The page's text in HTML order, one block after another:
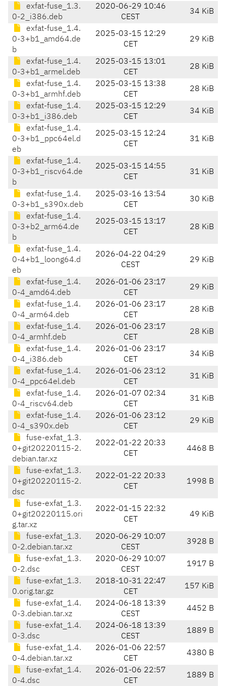
exfat-fuse_1.3.
0-2_i386.deb
2020-06-29 10:46
CEST
34 KiB
exfat-fuse_1.4.
0-3+b1_amd64.de
b
2025-03-15 12:29
CET
29 KiB
exfat-fuse_1.4.
0-3+b1_armel.deb
2025-03-15 13:01
CET
28 KiB
exfat-fuse_1.4.
0-3+b1_armhf.deb
2025-03-15 13:38
CET
28 KiB
exfat-fuse_1.4.
0-3+b1_i386.deb
2025-03-15 12:29
CET
34 KiB
exfat-fuse_1.4.
0-3+b1_ppc64el.d
eb
2025-03-15 12:24
CET
31 KiB
exfat-fuse_1.4.
0-3+b1_riscv64.de
b
2025-03-15 14:55
CET
31 KiB
exfat-fuse_1.4.
0-3+b1_s390x.deb
2025-03-16 13:54
CET
30 KiB
exfat-fuse_1.4.
0-3+b2_arm64.de
b
2025-03-15 13:17
CET
28 KiB
exfat-fuse_1.4.
0-4+b1_loong64.d
eb
2026-04-22 04:29
CEST
29 KiB
exfat-fuse_1.4.
0-4_amd64.deb
2026-01-06 23:17
CET
29 KiB
exfat-fuse_1.4.
0-4_arm64.deb
2026-01-06 23:17
CET
28 KiB
exfat-fuse_1.4.
0-4_armhf.deb
2026-01-06 23:17
CET
28 KiB
exfat-fuse_1.4.
0-4_i386.deb
2026-01-06 23:17
CET
34 KiB
exfat-fuse_1.4.
0-4_ppc64el.deb
2026-01-06 23:12
CET
31 KiB
exfat-fuse_1.4.
0-4_riscv64.deb
2026-01-07 02:34
CET
31 KiB
exfat-fuse_1.4.
0-4_s390x.deb
2026-01-06 23:12
CET
29 KiB
fuse-exfat_1.3.
0+git20220115-2.
debian.tar.xz
2022-01-22 20:33
CET
4468 B
fuse-exfat_1.3.
0+git20220115-2.
dsc
2022-01-22 20:33
CET
1998 B
fuse-exfat_1.3.
0+git20220115.ori
g.tar.xz
2022-01-15 22:32
CET
49 KiB
fuse-exfat_1.3.
0-2.debian.tar.xz
2020-06-29 10:07
CEST
3928 B
fuse-exfat_1.3.
0-2.dsc
2020-06-29 10:07
CEST
1917 B
fuse-exfat_1.3.
0.orig.tar.gz
2018-10-31 22:47
CET
157 KiB
fuse-exfat_1.4.
0-3.debian.tar.xz
2024-06-18 13:39
CEST
4452 B
fuse-exfat_1.4.
0-3.dsc
2024-06-18 13:39
CEST
1889 B
fuse-exfat_1.4.
0-4.debian.tar.xz
2026-01-06 22:57
CET
4380 B
fuse-exfat_1.4.
0-4.dsc
2026-01-06 22:57
CET
1889 B